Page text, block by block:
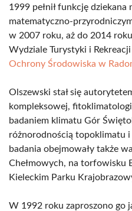
1999 pełnił funkcję
matematyczno-
w 2007 roku, aż do 2014
Wydziale Turystyki i Rekreacji
Ochrony Środowiska w
Olszewski stał się
kompleksowej,
badaniem klimatu Gór
różnorodnością topoklimatu
badania obejmowały także
Chełmowych, na torfowisku
Kieleckim Parku
W 1992 roku zaproszono go